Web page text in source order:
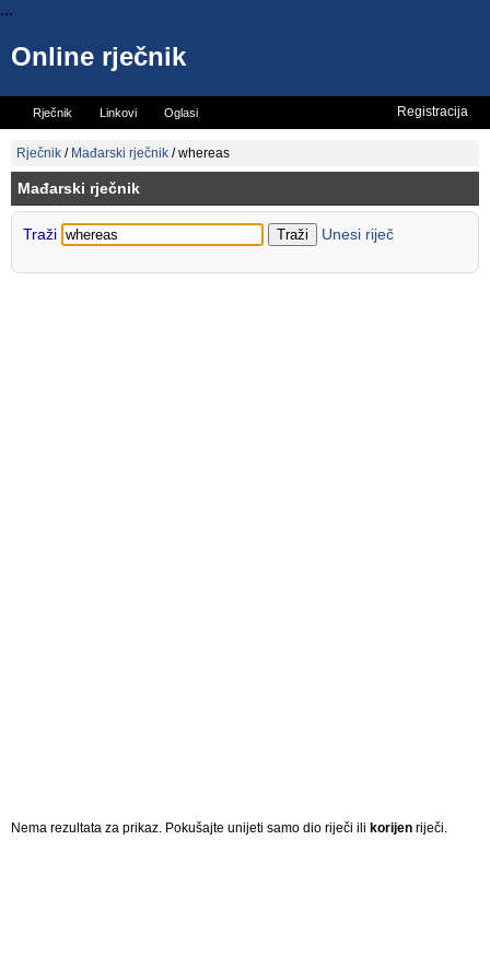
...
Online rječnik
Rječnik Linkovi Oglasi
Vicevi Mini rječnik
Registracija
Rječnik / Mađarski rječnik /whereas
Mađarski rječnik
Traži Unesi riječ
Nema rezultata za prikaz. Pokušajte unijeti samo dio riječi ili korijen riječi.